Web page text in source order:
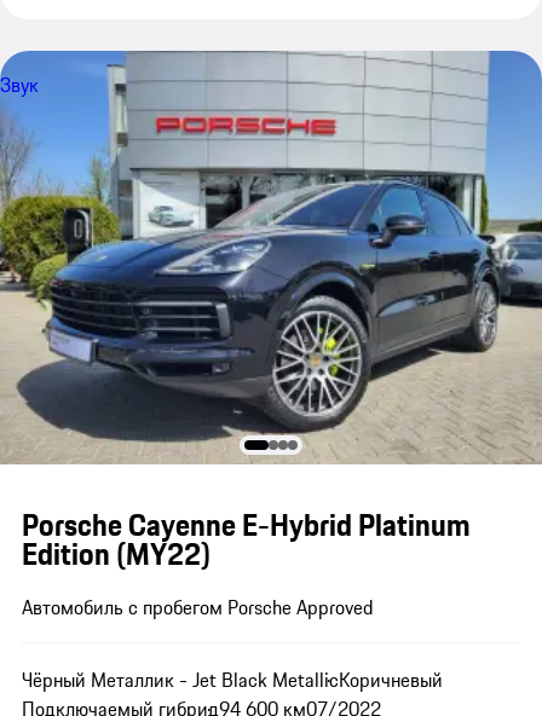
Звук
Porsche Cayenne E-Hybrid Platinum
Edition (MY22)
Автомобиль с пробегом Porsche Approved
Чёрный Металлик - Jet Black MetallicКоричневый
Подключаемый гибрид94 600 км07/2022